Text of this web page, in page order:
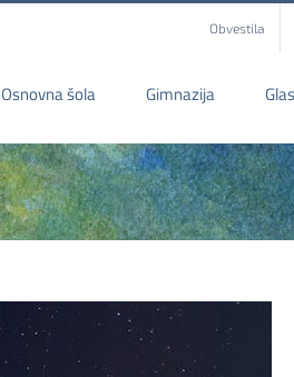
Obvestila
Osnovna šola Gimnazija